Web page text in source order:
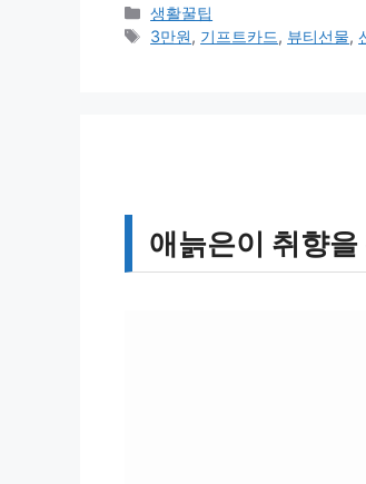
카
테
생활꿀팁
태
3만원, 기프트카드, 뷰티선물,
애늙은이 취향